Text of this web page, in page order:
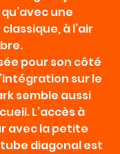
une
à l’air
pour son côté
sur le
semble aussi
L’accès à
avec la petite
diagonal est